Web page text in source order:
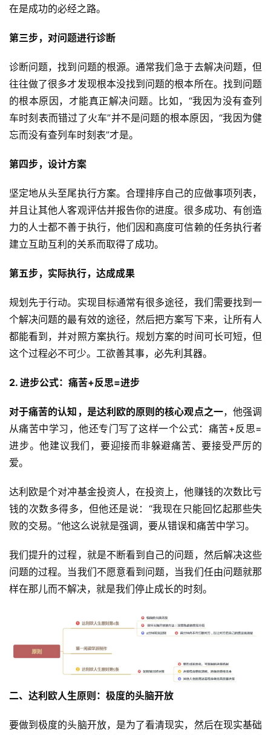
在是成功的必经之路。
第三步，对问题进行诊断
诊断问题，找到问题的根源。通常我们急于去解决问题，但
往往做了很多才发现根本没找到问题的根本所在。找到问题
的根本原因，才能真正解决问题。比如，“我因为没有查列
车时刻表而错过了火车”并不是问题的根本原因，“我因为健
忘而没有查列车时刻表”才是。
第四步，设计方案
坚定地从头至尾执行方案。合理排序自己的应做事项列表，
并且让其他人客观评估并报告你的进度。很多成功、有创造
力的人士都不善于执行，他们因和高度可信赖的任务执行者
建立互助互利的关系而取得了成功。
第五步，实际执行，达成成果
规划先于行动。实现目标通常有很多途径，我们需要找到一
个解决问题的最有效的途径，然后把方案写下来，让所有人
都能看到，并对照方案执行。规划方案的时间可长可短，但
这个过程必不可少。工欲善其事，必先利其器。
2. 进步公式：痛苦+反思=进步
对于痛苦的认知，是达利欧的原则的核心观点之一，他强调
从痛苦中学习，他还专门写了这样一个公式：痛苦+反思=
进步。他建议我们，要迎接而非躲避痛苦、要接受严厉的
爱。
达利欧是个对冲基金投资人，在投资上，他赚钱的次数比亏
钱的次数多得多，但他还是说：“我现在只能回忆起那些失
败的交易。”他这么说就是强调，要从错误和痛苦中学习。
我们提升的过程，就是不断看到自己的问题，然后解决这些
问题的过程。当我们不愿意看到问题，当我们任由问题就那
样在那儿而不解决，就是我们停止成长的时刻。
二、达利欧人生原则：极度的头脑开放
要做到极度的头脑开放，是为了看清现实，然后在现实基础